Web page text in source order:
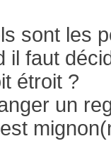
sont les
il faut
étroit ?
un